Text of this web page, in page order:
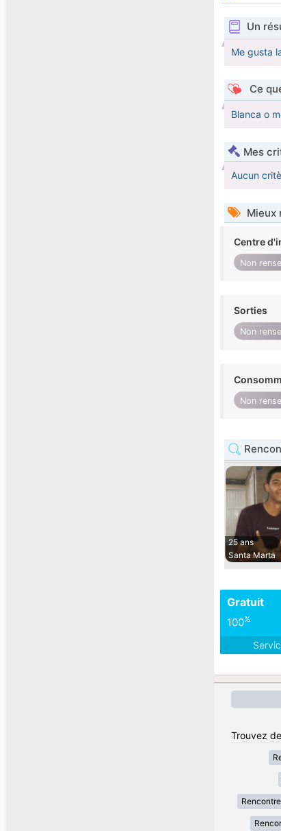
Un
Me gusta
Ce
Blanca o
Mes
Aucun
Mieux
Centre
Non
Sorties
Non
Non
25 ans
Santa Marta
Gratuit
100%
Trouvez